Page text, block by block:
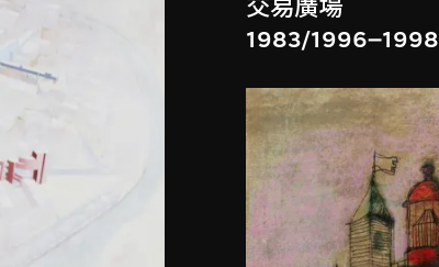
交易廣場
1983/1996–1998